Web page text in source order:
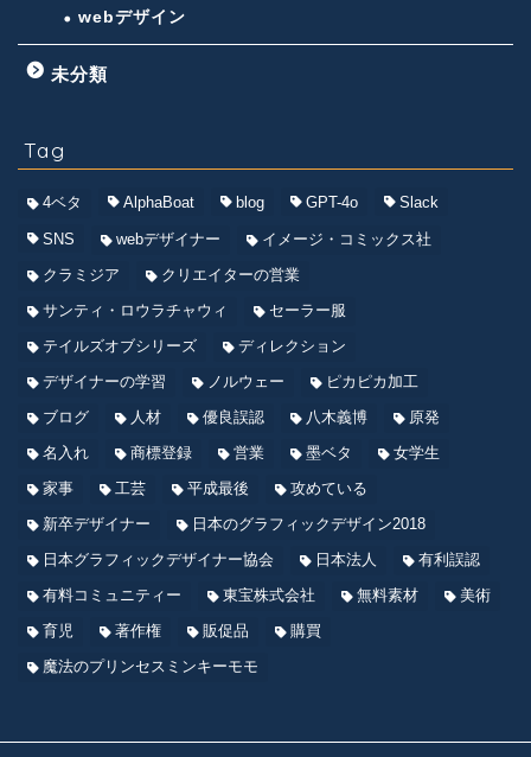
webデザイン
未分類
Tag
4ベタ AlphaBoat blog GPT-4o Slack
SNS webデザイナー
イメージ・コミックス社
クラミジア
クリエイターの営業
サンティ・ロウラチャウィ
セーラー服
テイルズオブシリーズ
ディレクション
デザイナーの学習
ノルウェー
ピカピカ加工
ブログ
人材 優良誤認 八木義博
原発
名入れ
商標登録 営業 墨ベタ
女学生
家事
工芸 平成最後
攻めている
新卒デザイナー
日本のグラフィックデザイン2018
日本グラフィックデザイナー協会
日本法人
有利誤認
有料コミュニティー
東宝株式会社 無料素材
美術
育児
著作権 販促品
購買
魔法のプリンセスミンキーモモ